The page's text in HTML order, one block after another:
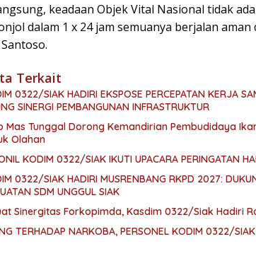
keadaan Objek Vital Nasional tidak
dalam 1 x 24 jam semuanya berjalan
Terkait
0322/SIAK HADIRI EKSPOSE PERCEPATAN KERJA
SINERGI PEMBANGUNAN INFRASTRUKTUR
Mas Tunggal Dorong Kemandirian Pembudidaya
Olahan
KODIM 0322/SIAK IKUTI UPACARA PERINGATAN
0322/SIAK HADIRI MUSRENBANG RKPD 2027:
SDM UNGGUL SIAK
Sinergitas Forkopimda, Kasdim 0322/Siak Hadiri
TERHADAP NARKOBA, PERSONEL KODIM 0322/